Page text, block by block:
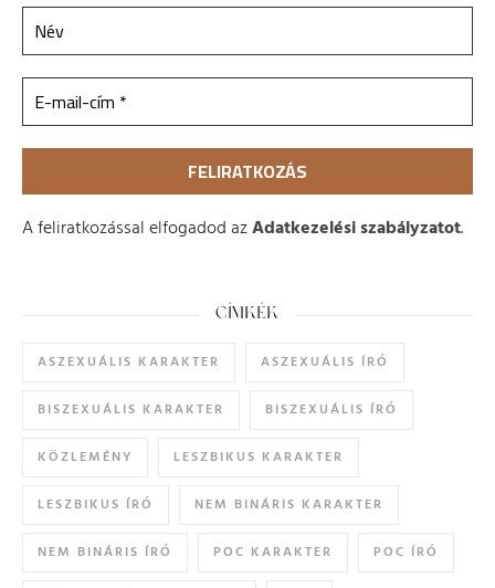
A feliratkozással elfogadod azAdatkezelési szabályzatot.
CÍMKÉK
ASZEXUÁLIS KARAKTER ASZEXUÁLIS ÍRÓ
BISZEXUÁLIS KARAKTER BISZEXUÁLIS ÍRÓ
KÖZLEMÉNY LESZBIKUS KARAKTER
LESZBIKUS ÍRÓ NEM BINÁRIS KARAKTER
NEM BINÁRIS ÍRÓ POC KARAKTER POC ÍRÓ